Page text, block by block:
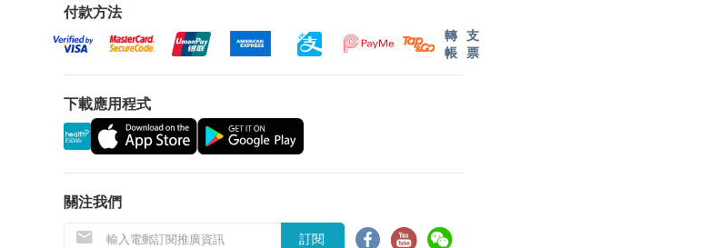
付款方法
轉
帳
支
票
下載應用程式
關注我們
訂閱